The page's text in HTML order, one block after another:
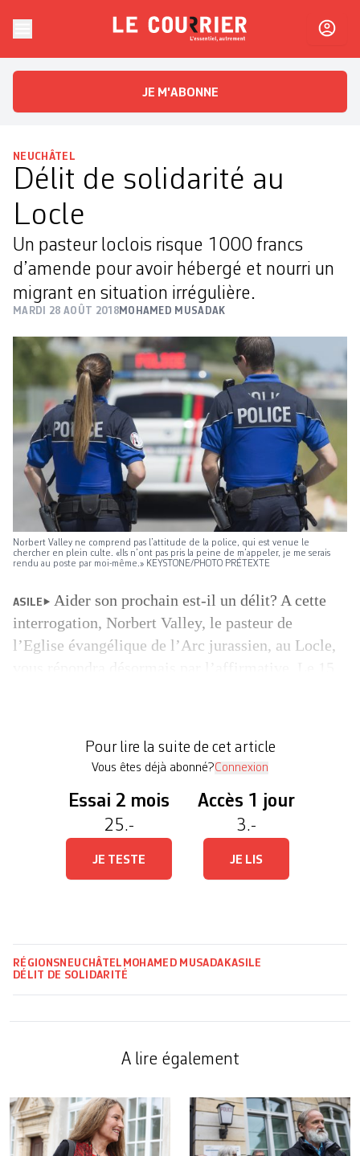
Le CourrierL'essentiel, autrement
JE M'ABONNE
NEUCHÂTEL
Délit de solidarité au
Locle
Un pasteur loclois risque 1000 francs
d’amende pour avoir hébergé et nourri un
migrant en situation irrégulière.
MARDI 28 AOÛT 2018MOHAMED MUSADAK
Norbert Valley ne comprend pas l’attitude de la police, qui est venue le
chercher en plein culte. «Ils n’ont pas pris la peine de m’appeler, je me serais
rendu au poste par moi-même.» KEYSTONE/PHOTO PRÉTEXTE
ASILE
Aider son prochain est-il un délit? A cette
interrogation, Norbert Valley, le pasteur de
l’Eglise évangélique de l’Arc jurassien, au Locle,
frais de procédure […]
Pour lire la suite de cet article
Vous êtes déjà abonné?Connexion
Essai 2 mois
25.-
JE TESTE
Accès 1 jour
3.-
JE LIS
RÉGIONS NEUCHÂTEL MOHAMED MUSADAKASILE
DÉLIT DE SOLIDARITÉ
A lire également